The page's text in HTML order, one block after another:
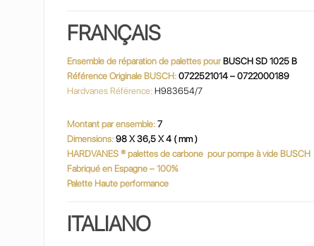
FRANÇAIS
Ensemble de réparation de palettes pour BUSCH SD 1025 B
Référence Originale BUSCH:0722521014 – 0722000189
Hardvanes Référence: H983654/7
Montant par ensemble:7
Dimensions: 98 X 36,5 X 4 ( mm )
HARDVANES ® palettes de carbone pour pompe à vide BUSCH
Fabriqué en Espagne – 100%
Palette Haute performance
ITALIANO